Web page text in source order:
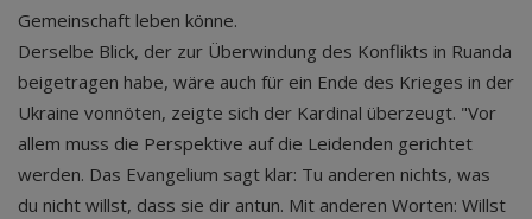
Gemeinschaft leben könne.
Derselbe Blick, der zur Überwindung des Konflikts in Ruanda
beigetragen habe, wäre auch für ein Ende des Krieges in der
Ukraine vonnöten, zeigte sich der Kardinal überzeugt. "Vor
allem muss die Perspektive auf die Leidenden gerichtet
werden. Das Evangelium sagt klar: Tu anderen nichts, was
du nicht willst, dass sie dir antun. Mit anderen Worten: Willst